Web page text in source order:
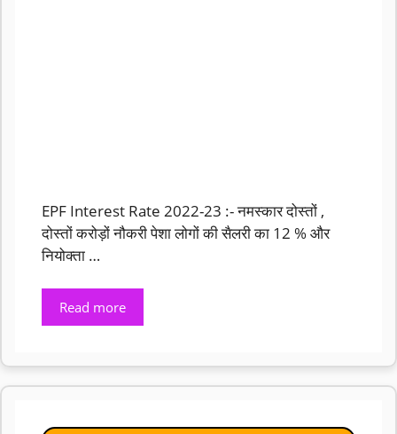
EPF Interest Rate 2022-23 :- नमस्कार दोस्तों ,
दोस्तों करोड़ों नौकरी पेशा लोगों की सैलरी का 12 % और
नियोक्ता …
Read more